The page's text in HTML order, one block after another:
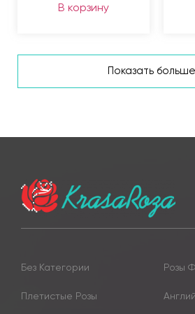
В корзину
Показать больше
Без Категории Розы
Плетистые Розы